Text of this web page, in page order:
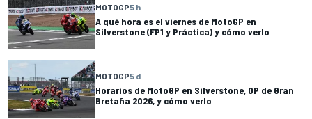
MOTOGP5 h
A qué hora es el viernes de MotoGP en
Silverstone (FP1 y Práctica) y cómo verlo
MOTOGP5 d
Horarios de MotoGP en Silverstone, GP de Gran
Bretaña 2026, y cómo verlo